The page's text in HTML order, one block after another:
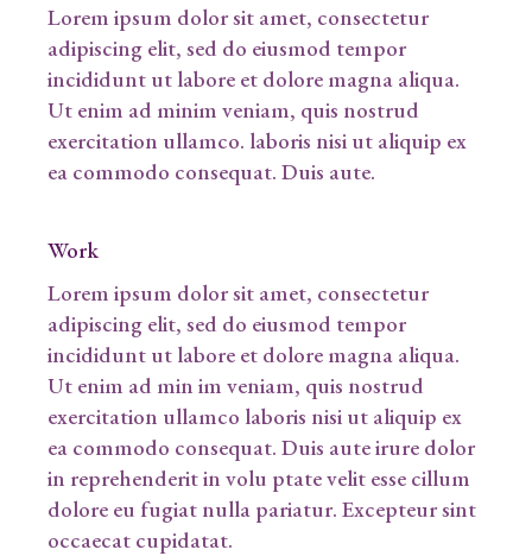
Lorem ipsum dolor sit amet, consectetur
adipiscing elit, sed do eiusmod tempor
incididunt ut labore et dolore magna aliqua.
Ut enim ad minim veniam, quis nostrud
exercitation ullamco. laboris nisi ut aliquip ex
ea commodo consequat. Duis aute.
Work
Lorem ipsum dolor sit amet, consectetur
adipiscing elit, sed do eiusmod tempor
incididunt ut labore et dolore magna aliqua.
Ut enim ad min im veniam, quis nostrud
exercitation ullamco laboris nisi ut aliquip ex
ea commodo consequat. Duis aute irure dolor
in reprehenderit in volu ptate velit esse cillum
dolore eu fugiat nulla pariatur. Excepteur sint
occaecat cupidatat.